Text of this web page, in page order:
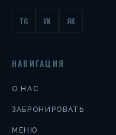
TG VK ЯК
НАВИГАЦИЯ
О НАС
ЗАБРОНИРОВАТЬ
МЕНЮ